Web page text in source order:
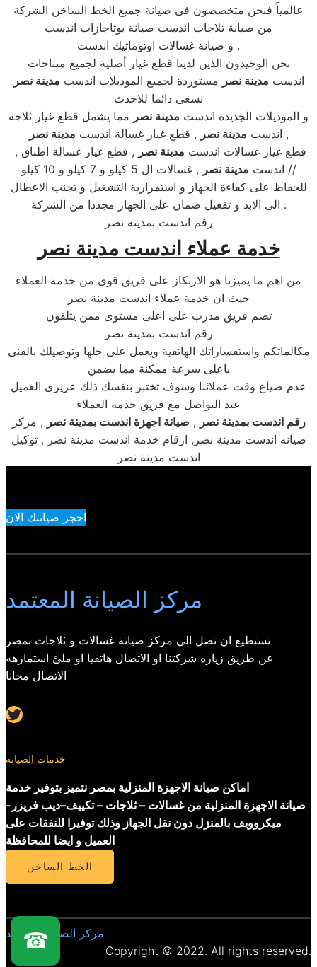
عالمياً فنحن متخصصون فى صيانة جميع الخط الساخن الشركة
من صيانة ثلاجات اندست صيانة بوتاجازات اندست
و صيانة غسالات اوتوماتيك اندست .
نحن الوحيدون الذين لدينا قطع غيار أصلية لجميع منتاجات
اندست مدينة نصر مستوردة لجميع الموديلات اندست مدينة نصر
نسعى دائما للاحدث
و الموديلات الجديدة اندست مدينة نصر مما يشمل قطع غيار ثلاجة
اندست مدينة نصر , قطع غيار غسالة اندست مدينة نصر
,
, قطع غيار غسالات اندست مدينة نصر , قطع غيار غسالة اطباق
اندست مدينة نصر
, غسالات ال 5 كيلو و 7 كيلو و 10 كيلو //
للحفاظ على كفاءة الجهاز و استمرارية التشغيل و تجنب الاعطال
الى الابد و تفعيل ضمان على الجهاز مجددا من الشركة .
رقم اندست بمدينة نصر
خدمة عملاء اندست مدينة نصر
من اهم ما يميزنا هو الارتكاز على فريق قوى من خدمة العملاء
حيث ان خدمة عملاء اندست مدينة نصر
تضم فريق مدرب على اعلى مستوى ممن يتلقون
رقم اندست بمدينة نصر
مكالماتكم واستفساراتك الهاتفية ويعمل على حلها وتوصيلك بالفنى
باعلى سرعة ممكنة مما يضمن
عدم ضياع وقت عملائنا وسوف تختبر بنفسك ذلك عزيزى العميل
عند التواصل مع فريق خدمة العملاء
رقم اندست بمدينة نصر , صيانة اجهزة اندست بمدينة نصر , مركز
صيانه اندست مدينة نصر, ارقام خدمة اندست مدينة نصر , توكيل
اندست مدينة نصر
احجز صيانتك الان
مركز الصيانة المعتمد
تستطيع ان تصل الي مركز صيانة غسالات و ثلاجات بمصر
عن طريق زياره شركتنا او الاتصال هاتفيا او ملئ استمارهه
الاتصال مجانا
Twitter
خدمات الصيانة
اماكن صيانة الاجهزة المنزلية بمصر نتميز بتوفير خدمة
صيانة الاجهزة المنزلية من غسالات – ثلاجات – تكييف–ديب فريزر-
ميكروويف بالمنزل دون نقل الجهاز وذلك توفيرا للنفقات على
العميل و ايضا للمحافظة
الخط الساخن
مركز الصيانة المعتمد
Copyright © 2022. All rights reserved.
☎